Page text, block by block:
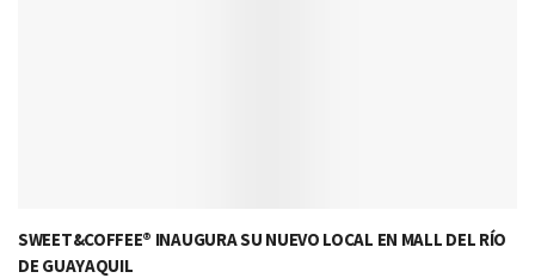
SWEET&COFFEE® INAUGURA SU NUEVO LOCAL EN MALL DEL RÍO
DE GUAYAQUIL